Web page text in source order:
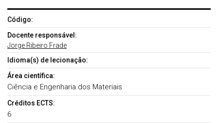
Código:
Docente responsável:
Jorge Ribeiro Frade
Idioma(s) de lecionação:
Área científica:
Ciência e Engenharia dos Materiais
Créditos ECTS:
6